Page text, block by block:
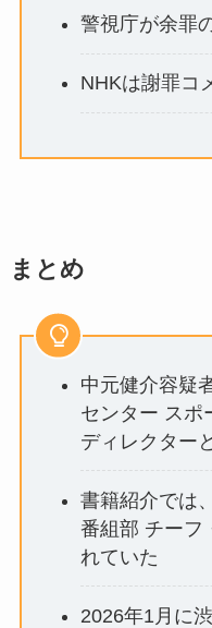
警視庁が余罪
NHKは謝罪コ
まとめ
中元健介容疑
センター スポ
ディレクター
書籍紹介では
番組部 チーフ
れていた
2026年1月に